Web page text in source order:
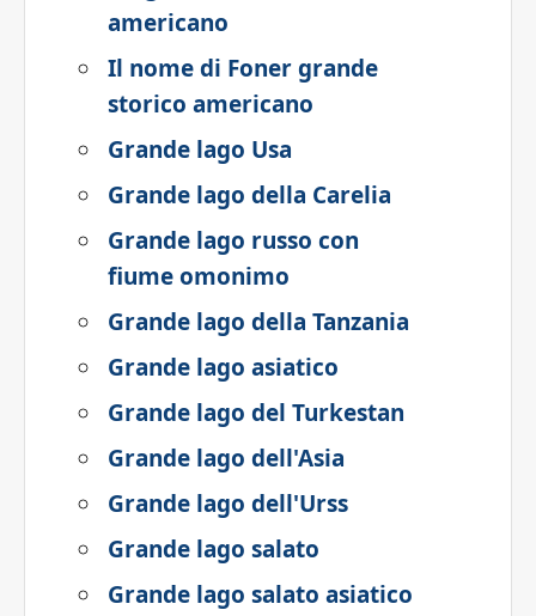
americano
Il nome di Foner grande
storico americano
Grande lago Usa
Grande lago della Carelia
Grande lago russo con
fiume omonimo
Grande lago della Tanzania
Grande lago asiatico
Grande lago del Turkestan
Grande lago dell'Asia
Grande lago dell'Urss
Grande lago salato
Grande lago salato asiatico